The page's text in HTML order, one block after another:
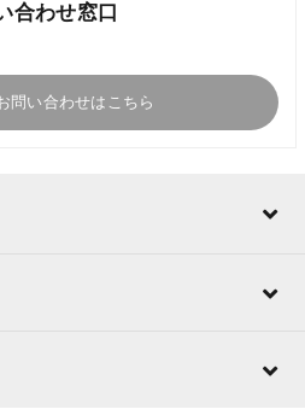
合わせ窓口
問い合わせはこちら